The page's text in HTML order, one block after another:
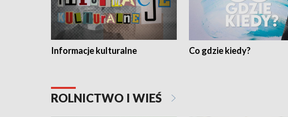
Informacje kulturalne Co gdzie kiedy?
ROLNICTWO I WIEŚ